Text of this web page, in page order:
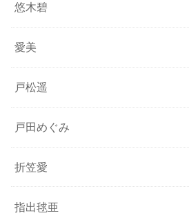
悠木碧
愛美
戸松遥
戸田めぐみ
折笠愛
指出毬亜